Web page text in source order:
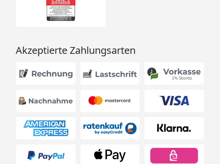
Akzeptierte Zahlungsarten